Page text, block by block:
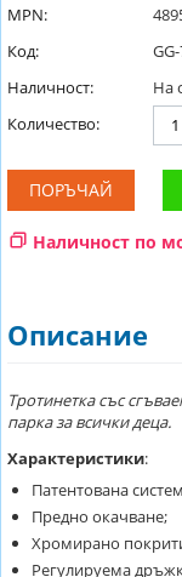
MPN:
Код:
Наличност:
На
Количество:
ПОРЪЧАЙ
Наличност по
Описание
Тротинетка със
парка за всички деца.
Характеристики:
Патентована
Предно окачване;
Хромирано
Регулируема